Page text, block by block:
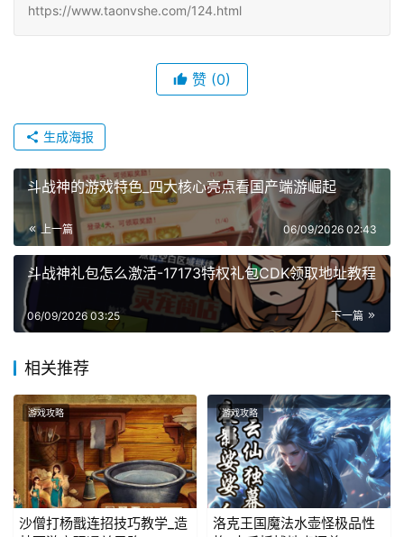
https://www.taonvshe.com/124.html
赞 (0)
生成海报
斗战神的游戏特色_四大核心亮点看国产端游崛起
上一篇 06/09/2026 02:43
斗战神礼包怎么激活-17173特权礼包CDK领取地址教程
下一篇
06/09/2026 03:25
相关推荐
游戏攻略
沙僧打杨戬连招技巧教学_造
游戏攻略
洛克王国魔法水壶怪极品性